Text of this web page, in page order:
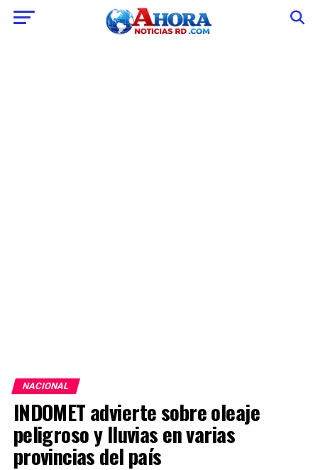
NACIONAL
INDOMET advierte sobre oleaje
peligroso y lluvias en varias
provincias del país